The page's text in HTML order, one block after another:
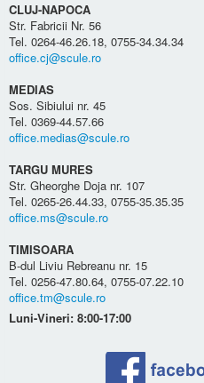
CLUJ-NAPOCA
Str. Fabricii Nr. 56
Tel. 0264-46.26.18, 0755-34.34.34
office.cj@scule.ro
MEDIAS
Sos. Sibiului nr. 45
Tel. 0369-44.57.66
office.medias@scule.ro
TARGU MURES
Str. Gheorghe Doja nr. 107
Tel. 0265-26.44.33, 0755-35.35.35
office.ms@scule.ro
TIMISOARA
B-dul Liviu Rebreanu nr. 15
Tel. 0256-47.80.64, 0755-07.22.10
office.tm@scule.ro
Luni-Vineri: 8:00-17:00